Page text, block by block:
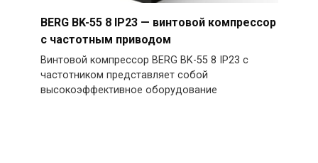
BERG BK-55 8 IP23 — винтовой компрессор
с частотным приводом
Винтовой компрессор BERG BK-55 8 IP23 с
частотником представляет собой
высокоэффективное оборудование